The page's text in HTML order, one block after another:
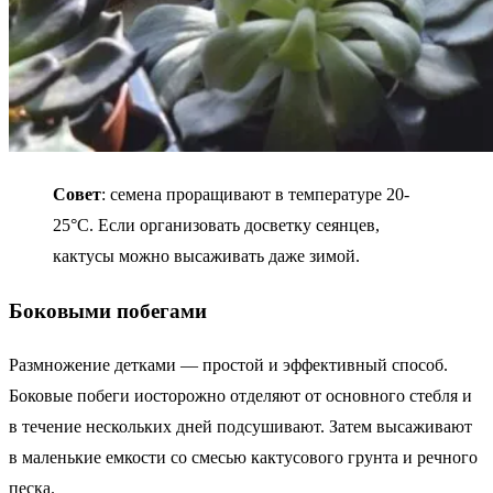
Совет: семена проращивают в температуре 20-
25°С. Если организовать досветку сеянцев,
кактусы можно высаживать даже зимой.
Боковыми побегами
Размножение детками — простой и эффективный способ.
Боковые побеги иосторожно отделяют от основного стебля и
в течение нескольких дней подсушивают. Затем высаживают
в маленькие емкости со смесью кактусового грунта и речного
песка.